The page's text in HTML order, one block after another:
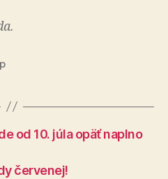
od 10. júla opäť naplno
červenej!